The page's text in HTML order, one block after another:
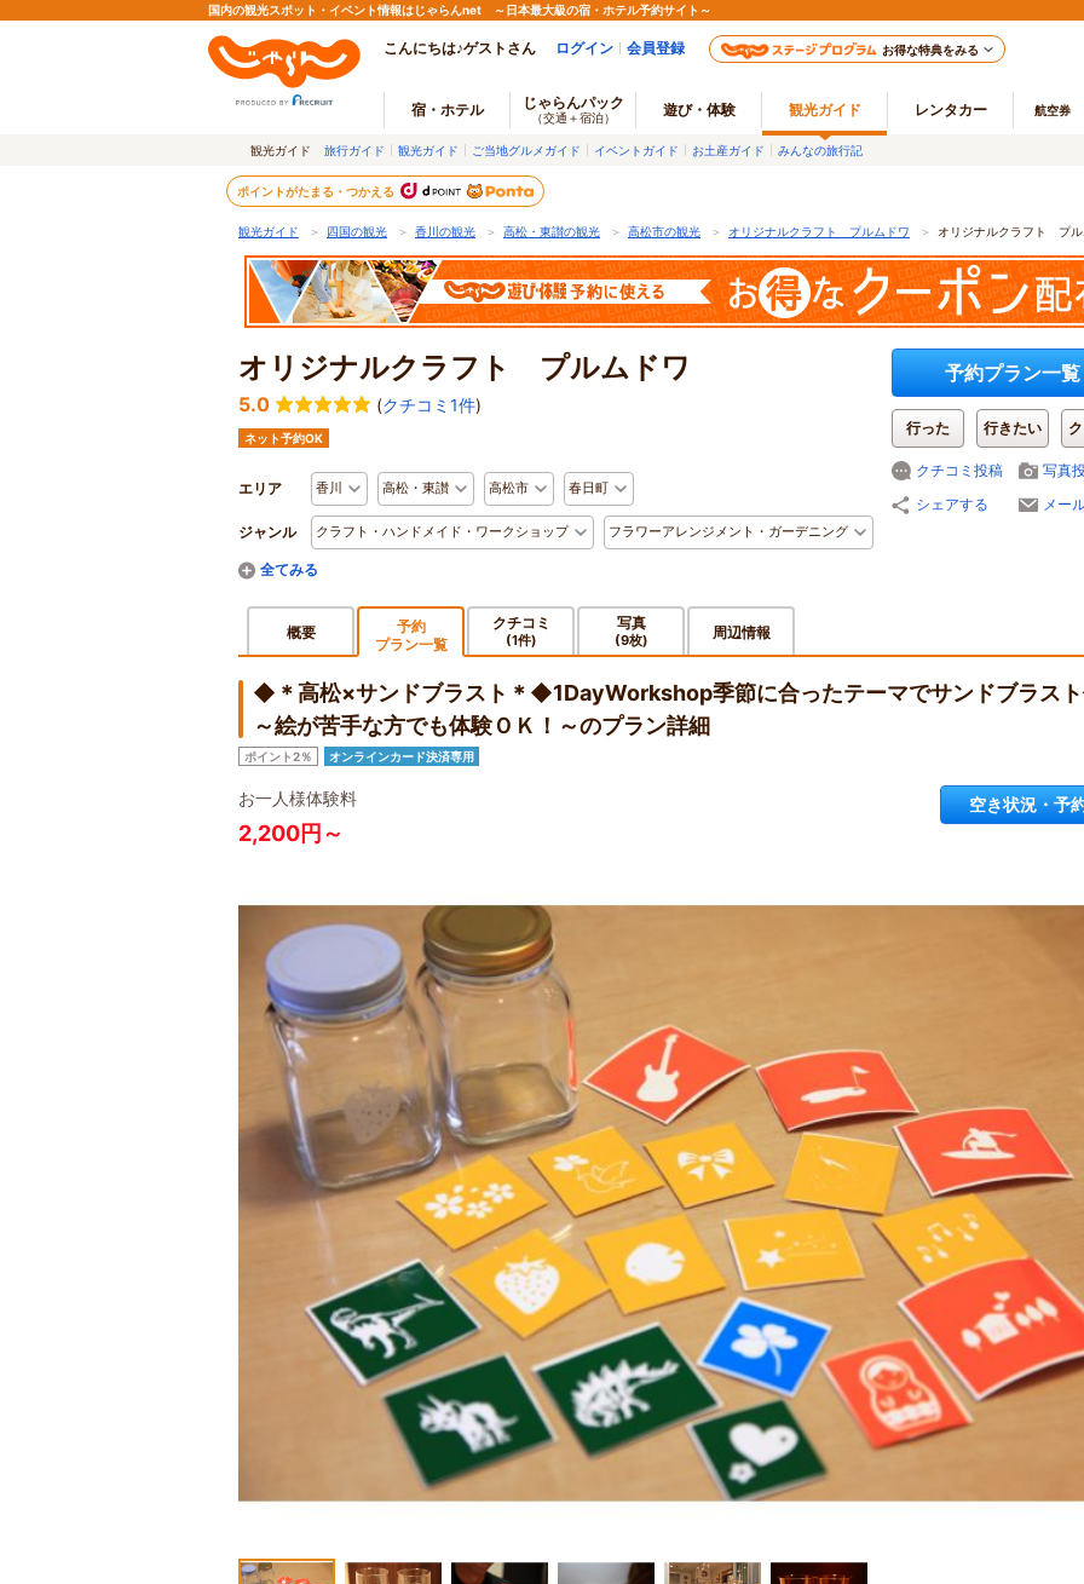
国内の観光スポット・イベント情報はじゃらんnet ～日本最大級の宿・ホテル予約サイト～
こんにちは♪ゲストさん ログイン 会員登録 お得な特典をみる
宿・ホテル じゃらんパック
（交通＋宿泊） 遊び・体験 観光ガイド レンタカー 航空券
観光ガイド 旅行ガイド 観光ガイド ご当地グルメガイド イベントガイド お土産ガイド みんなの旅行記
ポイントがたまる・つかえる
観光ガイド ＞ 四国の観光 ＞ 香川の観光 ＞ 高松・東讃の観光 ＞ 高松市の観光 ＞ オリジナルクラフト プルムドワ ＞ オリジナルクラフト プル
オリジナルクラフト プルムドワ
5.0 (クチコミ1件)
ネット予約OK
エリア 香川 高松・東讃 高松市 春日町
ジャンル クラフト・ハンドメイド・ワークショップ フラワーアレンジメント・ガーデニング
予約プラン一覧
行った 行きたい
クチコミ投稿
写真
シェアする
メー
概要
予約
プラン一覧
クチコミ
(1件)
写真
(9枚) 周辺情報
◆＊高松×サンドブラスト＊◆1DayWorkshop季節に合ったテーマでサンドブラス
～絵が苦手な方でも体験ＯＫ！～のプラン詳細
ポイント2％ オンラインカード決済専用
お一人様体験料
2,200円～
空き状況・予